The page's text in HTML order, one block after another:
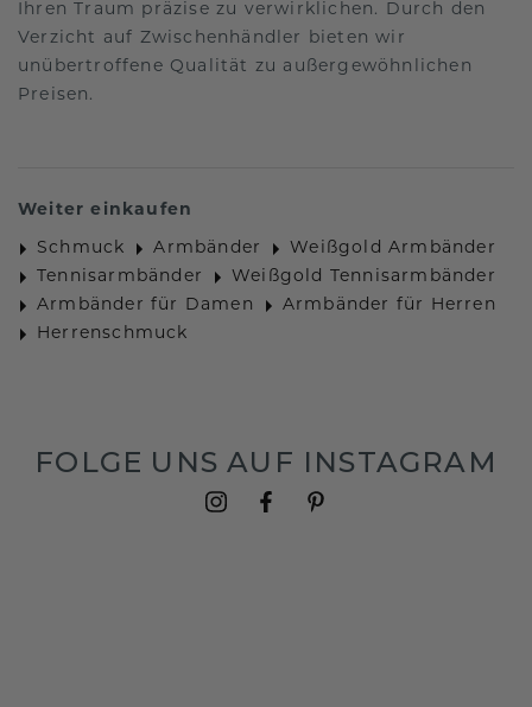
Ihren Traum präzise zu verwirklichen. Durch den
Verzicht auf Zwischenhändler bieten wir
unübertroffene Qualität zu außergewöhnlichen
Preisen.
Weiter einkaufen
Schmuck Armbänder
Weißgold Armbänder
Tennisarmbänder
Weißgold Tennisarmbänder
Armbänder für Damen
Armbänder für Herren
Herrenschmuck
FOLGE UNS AUF INSTAGRAM